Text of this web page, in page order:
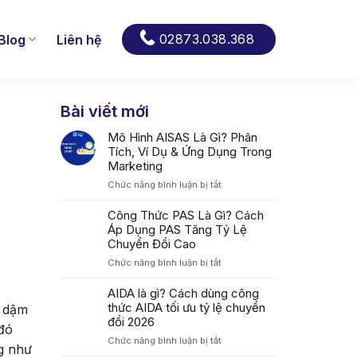
Liên hệ 02873.038.368
như
Bài viết mới
Mô Hình AISAS Là Gì? Phân
Tích, Ví Dụ & Ứng Dụng Trong
Marketing
Chức năng bình luận bị tắtở
Hình
AISAS
Là
Phân
Ví
Dụ
Dụng
Công Thức PAS Là Gì? Cách
Áp Dụng PAS Tăng Tỷ Lệ
Chuyển Đổi Cao
Chức năng bình luận bị tắtở
Thức
PAS
Cách
AIDA là gì? Cách dùng công
thức AIDA tối ưu tỷ lệ chuyển
đổi 2026
Chức năng bình luận bị tắtở